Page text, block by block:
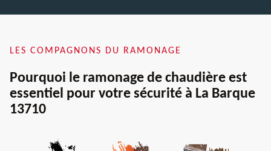
LES COMPAGNONS DU RAMONAGE
Pourquoi le ramonage de chaudière est
essentiel pour votre sécurité à La Barque
13710